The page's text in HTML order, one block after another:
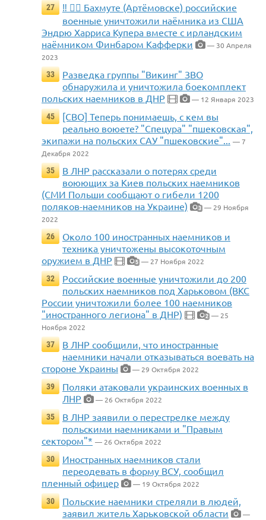
27
‼️ 🏴‍☠️ Бахмуте (Артёмовске) российские
военные уничтожили наёмника из США
Эндрю Харриса Купера вместе с ирландским
наёмником Финбаром Кафферки
— 30 Апреля
2023
33
Разведка группы "Викинг" ЗВО
обнаружила и уничтожила боекомплект
польских наемников в ДНР
— 12 Января 2023
45
[СВО] Теперь понимаешь, с кем вы
реально воюете? "Спецура" "пшековская",
экипажи на польских САУ "пшековские"... — 7
Декабря 2022
35
В ЛНР рассказали о потерях среди
воюющих за Киев польских наемников
(СМИ Польши сообщают о гибели 1200
поляков-наемников на Украине)
3 — 29 Ноября
2022
26
Около 100 иностранных наемников и
техника уничтожены высокоточным
оружием в ДНР
5 — 27 Ноября 2022
32
Российские военные уничтожили до 200
польских наемников под Харьковом (ВКС
России уничтожили более 100 наемников
"иностранного легиона" в ДНР)
2 — 25
Ноября 2022
37
В ЛНР сообщили, что иностранные
наемники начали отказываться воевать на
стороне Украины
— 29 Октября 2022
39
Поляки атаковали украинских военных в
ЛНР
— 26 Октября 2022
35
В ЛНР заявили о перестрелке между
польскими наемниками и "Правым
сектором"* — 26 Октября 2022
30
Иностранных наемников стали
переодевать в форму ВСУ, сообщил
пленный офицер
— 19 Октября 2022
30
Польские наемники стреляли в людей,
заявил житель Харьковской области
—